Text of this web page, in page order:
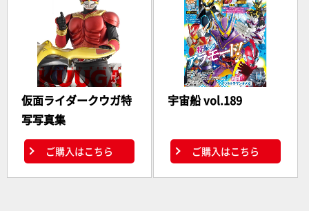
仮面ライダークウガ特
写写真集
ご購入はこちら
宇宙船 vol.189
ご購入はこちら